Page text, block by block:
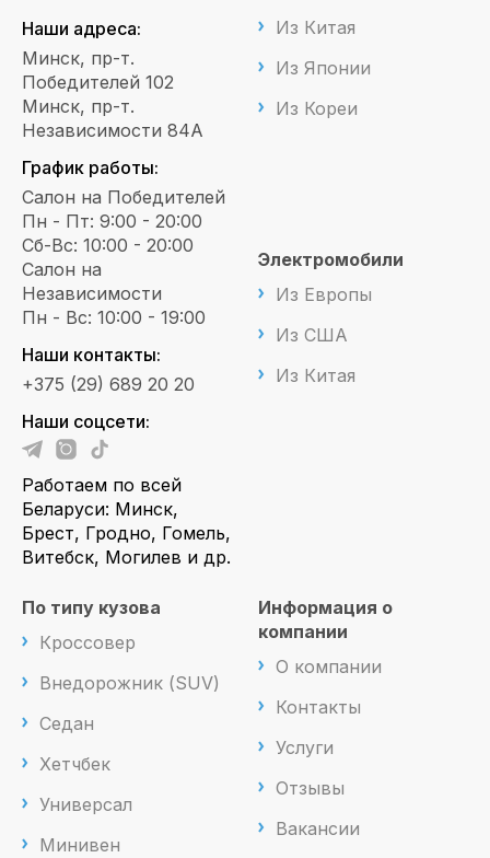
Наши адреса:
Минск, пр-т.
Победителей 102
Минск, пр-т.
Независимости 84А
График работы:
Салон на Победителей
Пн - Пт: 9:00 - 20:00
Сб-Вс: 10:00 - 20:00
Салон на
Независимости
Пн - Вс: 10:00 - 19:00
Наши контакты:
+375 (29) 689 20 20
Наши соцсети:
Работаем по всей
Беларуси: Минск,
Брест, Гродно, Гомель,
Витебск, Могилев и др.
Из Китая
Из Японии
Из Кореи
Электромобили
Из Европы
Из США
Из Китая
По типу кузова
Кроссовер
Внедорожник (SUV)
Седан
Хетчбек
Универсал
Минивен
Информация о
компании
О компании
Контакты
Услуги
Отзывы
Вакансии